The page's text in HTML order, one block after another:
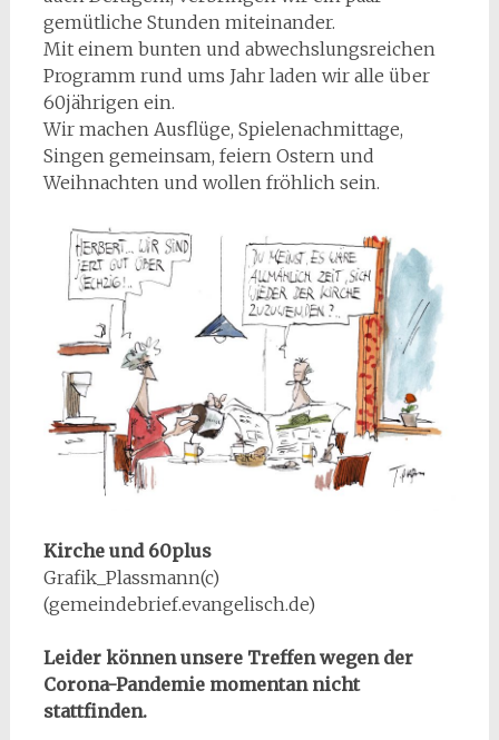
gemütliche Stunden miteinander.
Mit einem bunten und abwechslungsreichen
Programm rund ums Jahr laden wir alle über
60jährigen ein.
Wir machen Ausflüge, Spielenachmittage,
Singen gemeinsam, feiern Ostern und
Weihnachten und wollen fröhlich sein.
Kirche und 60plus
Grafik_Plassmann(c)
(gemeindebrief.evangelisch.de)
Leider können unsere Treffen wegen der
Corona-Pandemie momentan nicht
stattfinden.